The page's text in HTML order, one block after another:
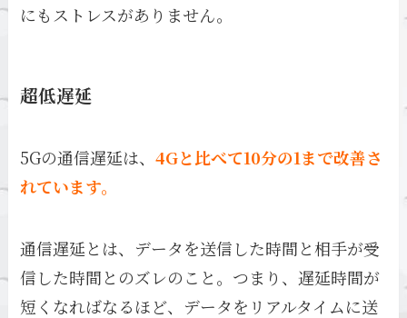
にもストレスがありません。
超低遅延
5Gの通信遅延は、4Gと比べて10分の1まで改善さ
れています。
通信遅延とは、データを送信した時間と相手が受
信した時間とのズレのこと。つまり、遅延時間が
短くなればなるほど、データをリアルタイムに送